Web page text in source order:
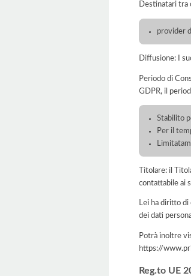
Destinatari
provider
Diffusione: I
Periodo di
GDPR, il
Stabilito
Per il
Titolare: il
contattabile ai
Lei ha diritto
dei dati
Potrà inoltre
https://
Reg.to UE